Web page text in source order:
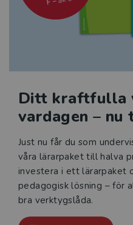
Ditt kraftfulla
vardagen –
Just nu får du som
våra lärarpaket till halva
investera i ett lärarpaket
pedagogisk lösning – för
bra verktygslåda.